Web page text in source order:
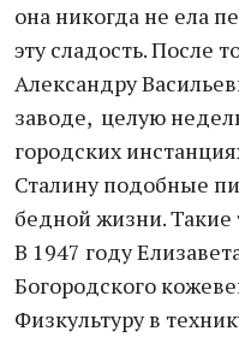
она никогда не ела
эту сладость. После
Александру
заводе, целую
городских
Сталину подобные
бедной жизни.
В 1947 году
Богородского
Физкультуру в